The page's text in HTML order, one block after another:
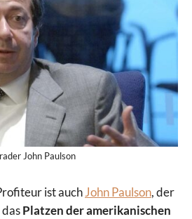
John Paulson
ist auchJohn Paulson, der
Platzen der amerikanischen